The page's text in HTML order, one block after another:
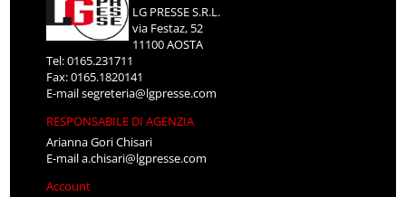
LG PRESSE S.R.L.
via Festaz, 52
11100 AOSTA
Tel: 0165.231711
Fax: 0165.1820141
E-mailsegreteria@lgpresse.com
RESPONSABILE DI AGENZIA
Arianna Gori Chisari
E-maila.chisari@lgpresse.com
Account